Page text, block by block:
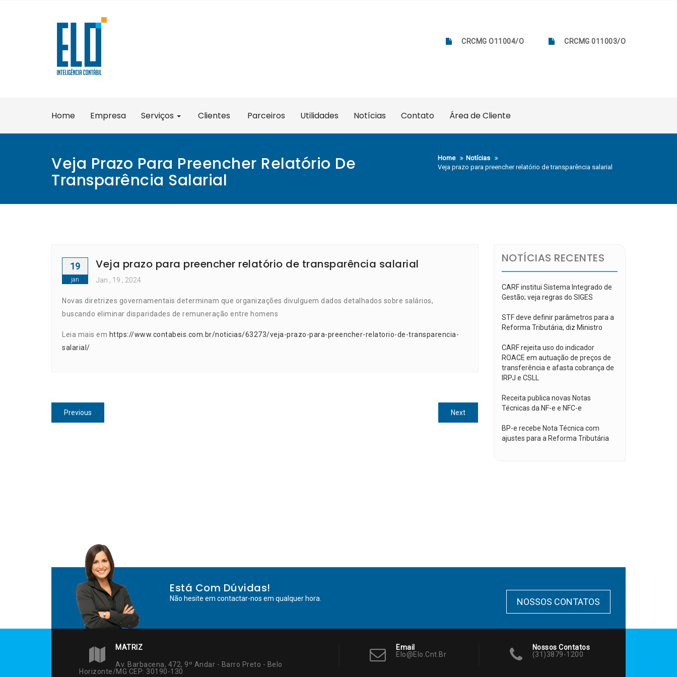
CRCMG O11004/O CRCMG 011003/O
Home Empresa Serviços Clientes Parceiros Utilidades Notícias Contato Área de Cliente
Veja Prazo Para Preencher Relatório De
Transparência Salarial
Home
Notícias
Veja prazo para preencher relatório de transparência salarial
19
jan
Veja prazo para preencher relatório de transparência salarial
Jan , 19 , 2024
Novas diretrizes governamentais determinam que organizações divulguem dados detalhados sobre salários,
buscando eliminar disparidades de remuneração entre homens
Leia mais em https://www.contabeis.com.br/noticias/63273/veja-prazo-para-preencher-relatorio-de-transparencia-
salarial/
Navegação
de
Previous
post:
NextNext
post:
NOTÍCIAS RECENTES
CARF institui Sistema Integrado de
Gestão; veja regras do SIGES
STF deve definir parâmetros para a
Reforma Tributária, diz Ministro
CARF rejeita uso do indicador
ROACE em autuação de preços de
transferência e afasta cobrança de
IRPJ e CSLL
Receita publica novas Notas
Técnicas da NF-e e NFC-e
BP-e recebe Nota Técnica com
ajustes para a Reforma Tributária
Está Com Dúvidas!
Não hesite em contactar-nos em qualquer hora. NOSSOS CONTATOS
MATRIZ
Av. Barbacena, 472, 9º Andar - Barro Preto - Belo
Horizonte/MG CEP: 30190-130
Email
Elo@elo.cnt.br
Nossos Contatos
(31)3879-1200